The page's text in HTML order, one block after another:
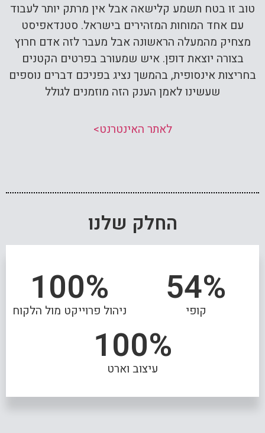
טוב זו בטח תשמע קלישאה אבל אין מרתק יותר לעבוד
עם אחד המוחות המזהירים בישראל. סטנדאפיסט
מצחיק מהמעלה הראשונה אבל מעבר לזה אדם חרוץ
בצורה יוצאת דופן. איש שמעורב בפרטים הקטנים
בחריצות אינסופית, בהמשך נציג בפניכם דברים נוספים
שעשינו לאמן הענק הזה מוזמנים לגולל
לאתר האינטרנט>
החלק שלנו
%
54
קופי %
100
ניהול פרוייקט מול הלקוח
%
100
עיצוב וארט